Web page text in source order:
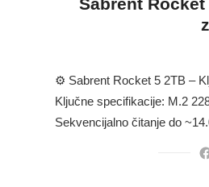
Sabrent Rocket
⚙️ Sabrent Rocket 5 2TB –
Ključne specifikacije: M.2
Sekvencijalno čitanje do